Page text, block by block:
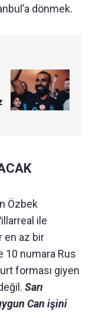
dönmek.
Özbek
ile
en az bir
10 numara Rus
forması giyen
Sarı
Can işini